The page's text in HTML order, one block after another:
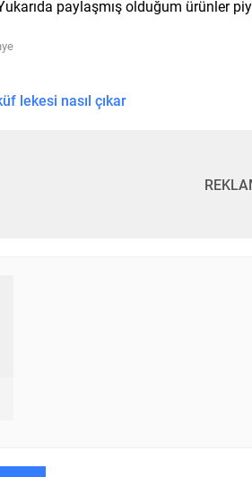
paylaşmış olduğum ürünler
lekesi nasıl çıkar